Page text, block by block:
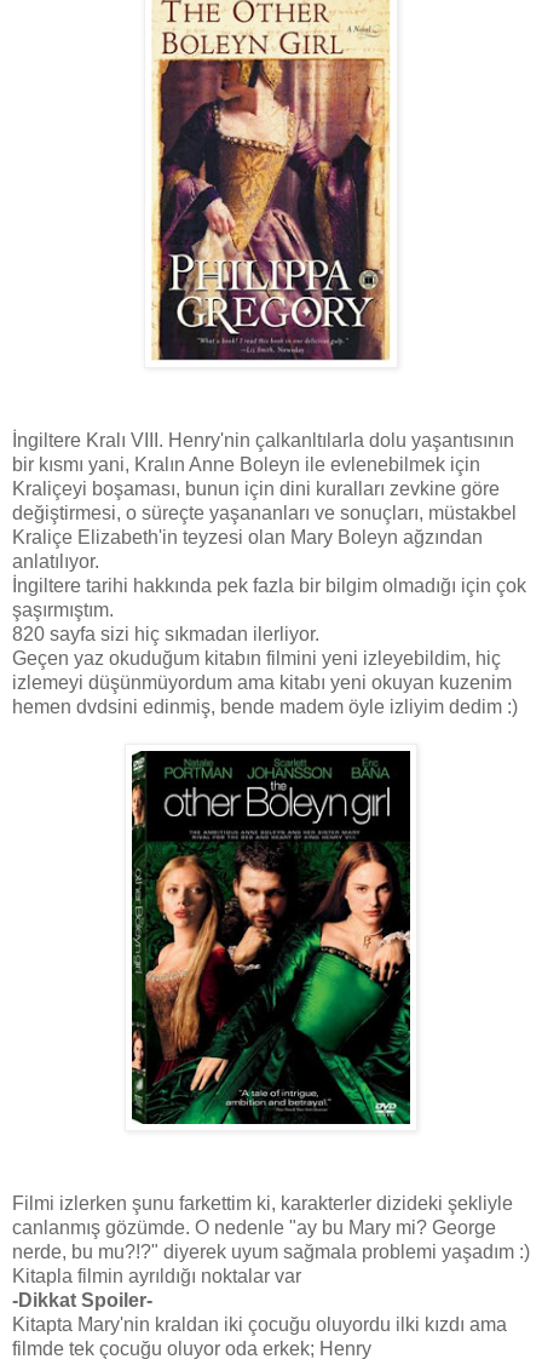
İngiltere Kralı VIII. Henry'nin çalkanltılarla dolu yaşantısının
bir kısmı yani, Kralın Anne Boleyn ile evlenebilmek için
Kraliçeyi boşaması, bunun için dini kuralları zevkine göre
değiştirmesi, o süreçte yaşananları ve sonuçları, müstakbel
Kraliçe Elizabeth'in teyzesi olan Mary Boleyn ağzından
anlatılıyor.
İngiltere tarihi hakkında pek fazla bir bilgim olmadığı için çok
şaşırmıştım.
820 sayfa sizi hiç sıkmadan ilerliyor.
Geçen yaz okuduğum kitabın filmini yeni izleyebildim, hiç
izlemeyi düşünmüyordum ama kitabı yeni okuyan kuzenim
hemen dvdsini edinmiş, bende madem öyle izliyim dedim :)
Filmi izlerken şunu farkettim ki, karakterler dizideki şekliyle
canlanmış gözümde. O nedenle "ay bu Mary mi? George
nerde, bu mu?!?" diyerek uyum sağmala problemi yaşadım :)
Kitapla filmin ayrıldığı noktalar var
-Dikkat Spoiler-
Kitapta Mary'nin kraldan iki çocuğu oluyordu ilki kızdı ama
filmde tek çocuğu oluyor oda erkek; Henry